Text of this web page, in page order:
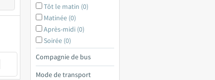
Tôt le matin (0)
Matinée (0)
Après-midi (0)
Soirée (0)
Compagnie de bus
Mode de transport